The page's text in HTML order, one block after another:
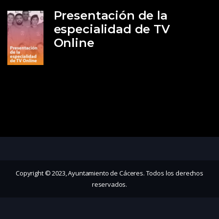
Presentación de la
especialidad de TV
Online
Copyright © 2023, Ayuntamiento de Cáceres. Todos los derechos
reservados.